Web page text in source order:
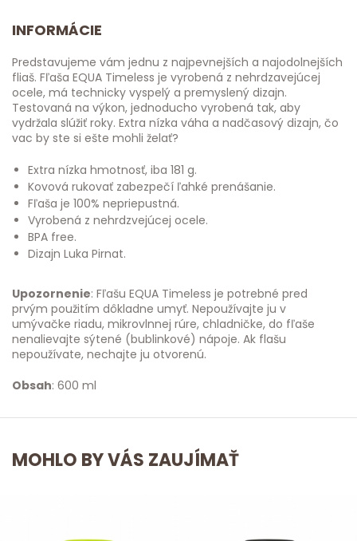
INFORMÁCIE
Predstavujeme vám jednu z najpevnejších a najodolnejších
fliaš. Fľaša EQUA Timeless je vyrobená z nehrdzavejúcej
ocele, má technicky vyspelý a premyslený dizajn.
Testovaná na výkon, jednoducho vyrobená tak, aby
vydržala slúžiť roky. Extra nízka váha a nadčasový dizajn, čo
vac by ste si ešte mohli želať?
Extra nízka hmotnosť, iba 181 g.
Kovová rukovať zabezpečí ľahké prenášanie.
Fľaša je 100% nepriepustná.
Vyrobená z nehrdzvejúcej ocele.
BPA free.
Dizajn Luka Pirnat.
Upozornenie: Fľašu EQUA Timeless je potrebné pred
prvým použitím dôkladne umyť. Nepoužívajte ju v
umývačke riadu, mikrovlnnej rúre, chladničke, do fľaše
nenalievajte sýtené (bublinkové) nápoje. Ak flašu
nepoužívate, nechajte ju otvorenú.
Obsah: 600 ml
MOHLO BY VÁS ZAUJÍMAŤ